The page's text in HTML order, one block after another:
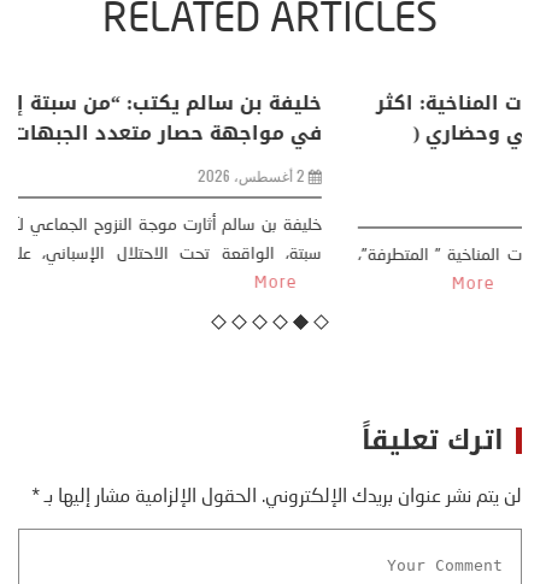
RELATED ARTICLES
منذر بالضيافي يكتب حول: التغيرات المناخية: اكثر
من ظاهرة طبيعية .. تحول اجتماعي وحضاري (
مقاربة سوسيولوجية )
كتب: منذر بالضيافي بدأت قصتي مع التغييرات المناخية ” المتطرفة”،
منذ نهاية ثمانينات القرن الماضي، حين أطردنا ...
اترك تعليقاً
لن يتم نشر عنوان بريدك الإلكتروني. الحقول الإلزامية مشار إليها بـ*